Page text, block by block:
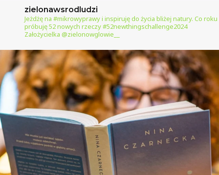
zielonawsrodludzi
Jeżdżę na #mikrowyprawy i inspiruję do życia bliżej natury. Co roku
próbuję 52 nowych rzeczy #52newthingschallenge2024
Założycielka @zielonowglowie__